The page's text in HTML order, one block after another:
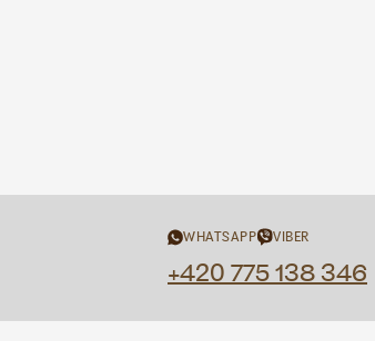
WHATSAPP VIBER
+420 775 138 346